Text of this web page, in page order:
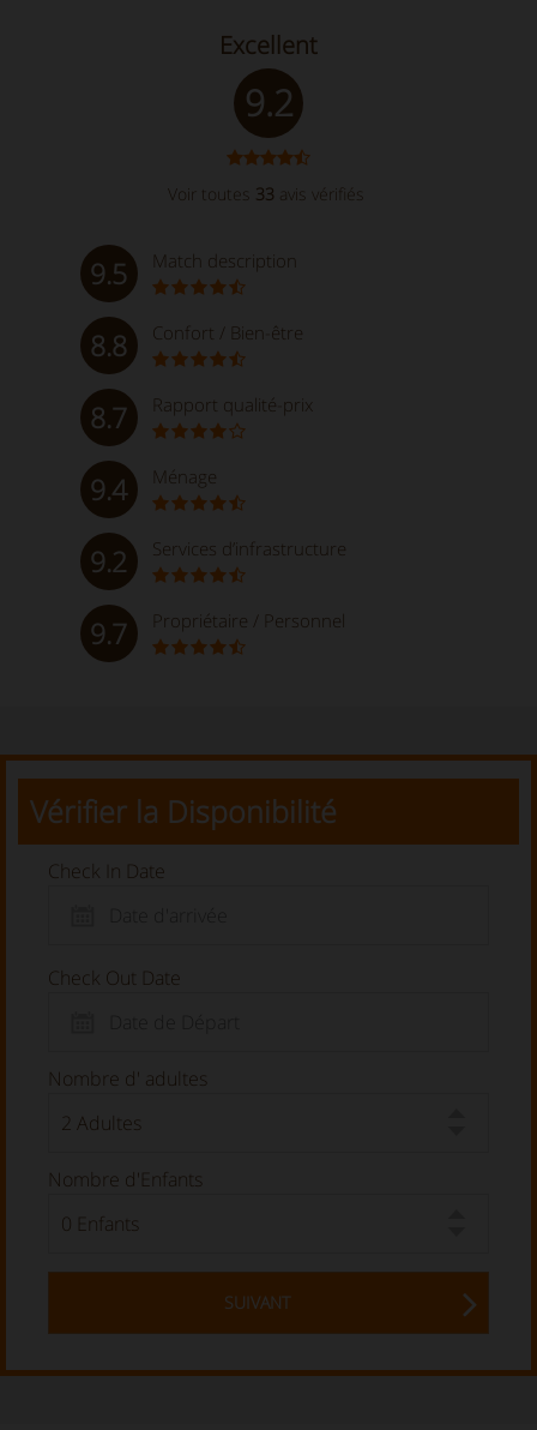
9.2
Excellent
Voir toutes 33 avis vérifiés
9.5 Match description
8.8 Confort / Bien-être
8.7 Rapport qualité-prix
9.4 Ménage
9.2 Services d’infrastructure
9.7 Propriétaire / Personnel
Vérifier la Disponibilité
Check In Date
Check Out Date
Nombre d' adultes
Nombre d'Enfants
SUIVANT